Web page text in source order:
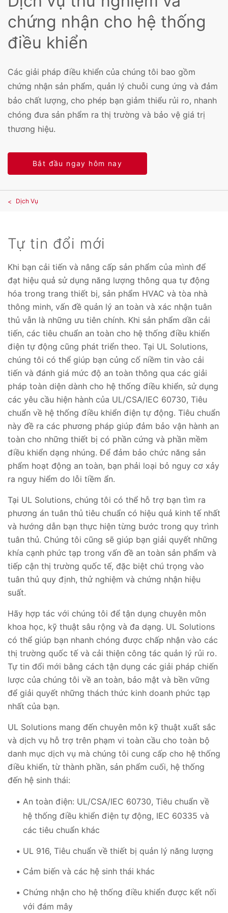
chứng nhận cho hệ thống
điều khiển
Các giải pháp điều khiển của chúng tôi bao gồm
chứng nhận sản phẩm, quản lý chuỗi cung ứng và đảm
bảo chất lượng, cho phép bạn giảm thiểu rủi ro, nhanh
chóng đưa sản phẩm ra thị trường và bảo vệ giá trị
thương hiệu.
Bắt đầu ngay hôm nay
Dịch Vụ
Tự tin đổi mới
Khi bạn cải tiến và nâng cấp sản phẩm của mình để
đạt hiệu quả sử dụng năng lượng thông qua tự động
hóa trong trang thiết bị, sản phẩm HVAC và tòa nhà
thông minh, vấn đề quản lý an toàn và xác nhận tuân
thủ vẫn là những ưu tiên chính. Khi sản phẩm dần cải
tiến, các tiêu chuẩn an toàn cho hệ thống điều khiển
điện tự động cũng phát triển theo. Tại UL Solutions,
chúng tôi có thể giúp bạn củng cố niềm tin vào cải
tiến và đánh giá mức độ an toàn thông qua các giải
pháp toàn diện dành cho hệ thống điều khiển, sử dụng
các yêu cầu hiện hành của UL/CSA/IEC 60730, Tiêu
chuẩn về hệ thống điều khiển điện tự động. Tiêu chuẩn
này đề ra các phương pháp giúp đảm bảo vận hành an
toàn cho những thiết bị có phần cứng và phần mềm
điều khiển dạng nhúng. Để đảm bảo chức năng sản
phẩm hoạt động an toàn, bạn phải loại bỏ nguy cơ xảy
ra nguy hiểm do lỗi tiềm ẩn.
Tại UL Solutions, chúng tôi có thể hỗ trợ bạn tìm ra
phương án tuân thủ tiêu chuẩn có hiệu quả kinh tế nhất
và hướng dẫn bạn thực hiện từng bước trong quy trình
tuân thủ. Chúng tôi cũng sẽ giúp bạn giải quyết những
khía cạnh phức tạp trong vấn đề an toàn sản phẩm và
tiếp cận thị trường quốc tế, đặc biệt chú trọng vào
tuân thủ quy định, thử nghiệm và chứng nhận hiệu
suất.
Hãy hợp tác với chúng tôi để tận dụng chuyên môn
khoa học, kỹ thuật sâu rộng và đa dạng. UL Solutions
có thể giúp bạn nhanh chóng được chấp nhận vào các
thị trường quốc tế và cải thiện công tác quản lý rủi ro.
Tự tin đổi mới bằng cách tận dụng các giải pháp chiến
lược của chúng tôi về an toàn, bảo mật và bền vững
để giải quyết những thách thức kinh doanh phức tạp
nhất của bạn.
UL Solutions mang đến chuyên môn kỹ thuật xuất sắc
và dịch vụ hỗ trợ trên phạm vi toàn cầu cho toàn bộ
danh mục dịch vụ mà chúng tôi cung cấp cho hệ thống
điều khiển, từ thành phần, sản phẩm cuối, hệ thống
đến hệ sinh thái:
An toàn điện: UL/CSA/IEC 60730, Tiêu chuẩn về
hệ thống điều khiển điện tự động, IEC 60335 và
các tiêu chuẩn khác
UL 916, Tiêu chuẩn về thiết bị quản lý năng lượng
Cảm biến và các hệ sinh thái khác
Chứng nhận cho hệ thống điều khiển được kết nối
với đám mây